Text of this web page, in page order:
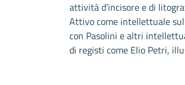
attività d’incisore e di
Attivo come intellettuale sul
con Pasolini e altri
di registi come Elio Petri,